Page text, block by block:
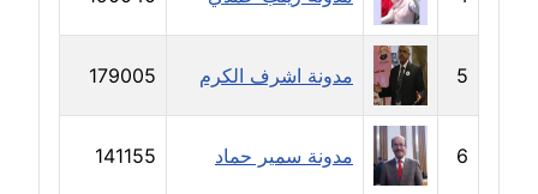
مدونة حسن رجب
عاملة
مدونة حسن غريب
معلق
5 مدونة اشرف الكرم 179005
6 مدونة سمير حماد 141155